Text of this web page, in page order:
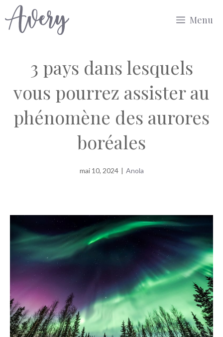
Aller
au
Menu
3 pays dans lesquels
vous pourrez assister au
phénomène des aurores
boréales
mai 10, 2024 | Anola